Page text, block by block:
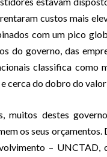
custos mais
com um pico
do governo, das
classifica
cerca do dobro do valor
muitos destes
os seus
– UNCTAD,